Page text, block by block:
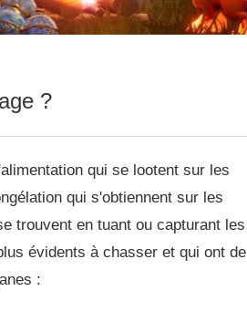
?
qui se lootent sur les
qui s'obtiennent sur les
trouvent en tuant ou capturant les
évidents à chasser et qui ont de
: